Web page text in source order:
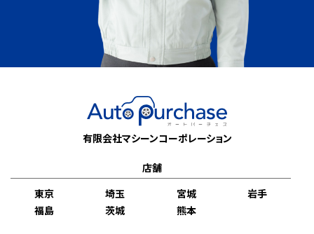
有限会社マシーンコーポレーション
店舗
東京
埼玉 宮城
岩手
福島
茨城 熊本